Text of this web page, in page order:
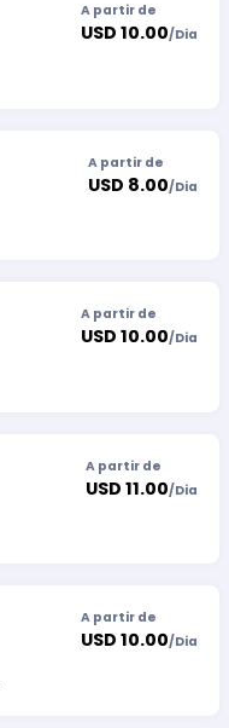
A partir de
USD 10.00/Dia
A partir de
USD 8.00/Dia
A partir de
USD 10.00/Dia
A partir de
USD 11.00/Dia
A partir de
USD 10.00/Dia